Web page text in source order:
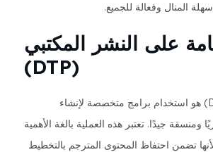
المنال وفعالة للجميع.
على النشر المكتبي
(DTP)
النشر المكتبي (DTP) هو استخدام برامج متخصصة لإنشاء
ومنسقة جيدًا. تعتبر هذه العملية بالغة الأهمية
تضمن احتفاظ المحتوى المترجم بالتخطيط